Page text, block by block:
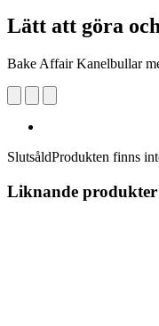
Lätt att göra
Bake Affair Kanelbullar
SlutsåldProdukten finns
Liknande produkter